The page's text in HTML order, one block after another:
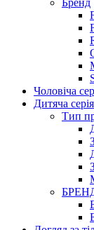
Бренд
Чоловіча
Дитяча серія
Тип